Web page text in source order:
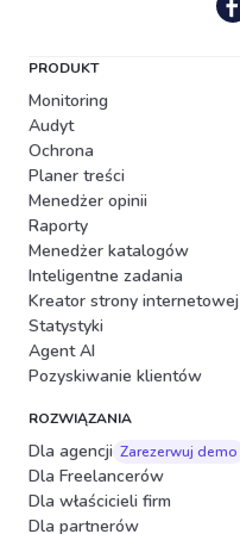
PRODUKT
Monitoring
Audyt
Ochrona
Planer treści
Menedżer opinii
Raporty
Menedżer katalogów
Inteligentne zadania
Kreator strony internetowej
Statystyki
Agent AI
Pozyskiwanie klientów
ROZWIĄZANIA
Dla agencji Zarezerwuj demo
Dla Freelancerów
Dla właścicieli firm
Dla partnerów